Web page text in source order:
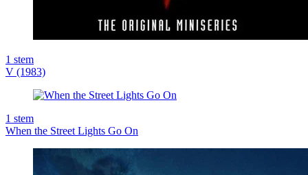
1 stem
V (1983)
1 stem
When the Street Lights Go On